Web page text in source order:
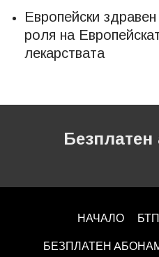
Европейски
роля на
лекарствата
НАЧАЛО
БЕЗПЛАТЕН